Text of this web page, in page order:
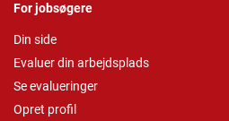
For jobsøgere
Din side
Evaluer din arbejdsplads
Se evalueringer
Opret profil